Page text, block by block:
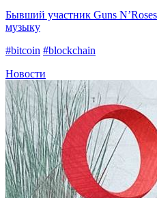
Бывший участник Guns
музыку
#bitcoin #blockchain
Новости